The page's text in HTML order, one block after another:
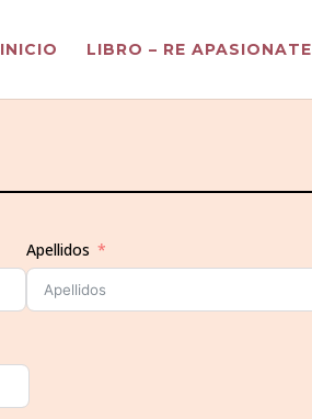
INICIO LIBRO – RE APASIONATE
Apellidos